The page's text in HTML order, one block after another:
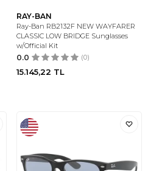
RAY-BAN
Ray-Ban RB2132F NEW WAYFARER
CLASSIC LOW BRIDGE Sunglasses
w/Official Kit
0.0 (0)
15.145,22 TL